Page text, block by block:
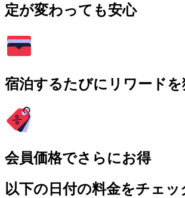
定が変わっても安心
宿泊するたびにリワードを
会員価格でさらにお得
以下の日付の料金をチェッ